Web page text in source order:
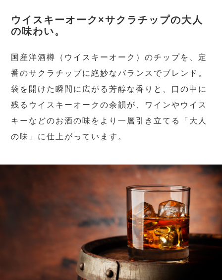
ウイスキーオーク×サクラチップの大人
の味わい。
国産洋酒樽（ウイスキーオーク）のチップを、定
番のサクラチップに絶妙なバランスでブレンド。
袋を開けた瞬間に広がる芳醇な香りと、口の中に
残るウイスキーオークの余韻が、ワインやウイス
キーなどのお酒の味をより一層引き立てる「大人
の味」に仕上がっています。